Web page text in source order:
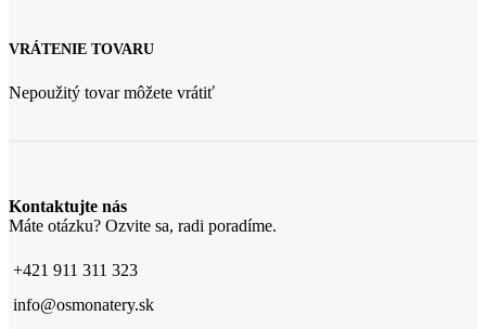
VRÁTENIE TOVARU
Nepoužitý tovar môžete vrátiť
Kontaktujte nás
Máte otázku? Ozvite sa, radi poradíme.
+421 911 311 323
info@osmonatery.sk